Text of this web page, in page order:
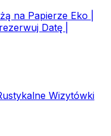
na Papierze Eko |
Datę |
Wizytówki